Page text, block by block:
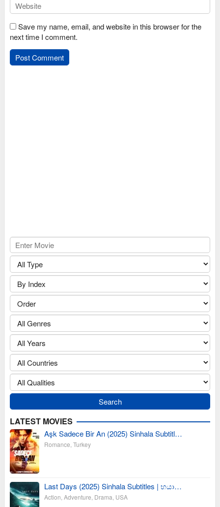
Save my name, email, and website in this browser for the
next time I comment.
LATEST MOVIES
Aşk Sadece Bir An (2025) Sinhala Subtitl…
Romance Turkey
Last Days (2025) Sinhala Subtitles | භයා…
Action Adventure Drama USA